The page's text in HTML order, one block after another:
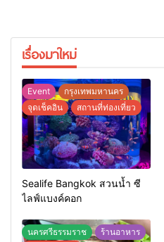
เรื่องมาใหม่
Event
กรุงเทพมหานคร
จุดเช็คอิน
สถานที่ท่องเที่ยว
Sealife Bangkok สวนน้ำ ซี
ไลฟ์แบงค์คอก
นครศรีธรรมราช ร้านอาหาร